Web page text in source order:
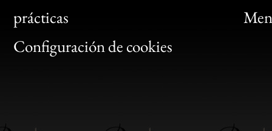
prácticas
Configuración de cookies
Bon